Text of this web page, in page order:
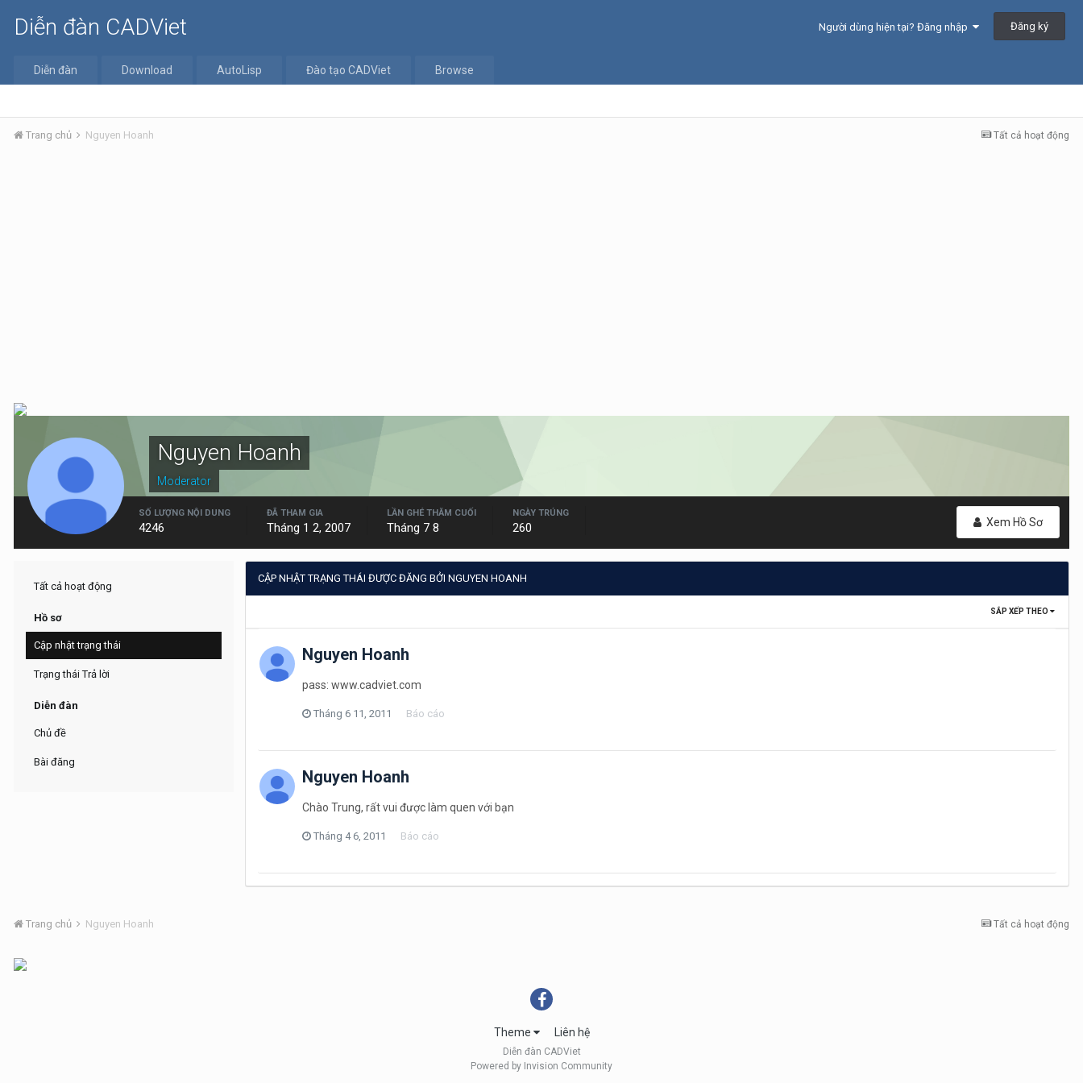
Diễn đàn CADViet Người dùng hiện tại? Đăng nhập Đăng ký
Diễn đàn Download AutoLisp Đào tạo CADViet Browse
Tất cả hoạt động
Trang chủ Nguyen Hoanh
Nguyen Hoanh
Moderator
Xem Hồ Sơ
SỐ LƯỢNG NỘI DUNG
4246
ĐÃ THAM GIA
Tháng 1 2, 2007
LẦN GHÉ THĂM CUỐI
Tháng 7 8
NGÀY TRÚNG
260
Tất cả hoạt động
Hồ sơ
Cập nhật trạng thái
Trạng thái Trả lời
Diễn đàn
Chủ đề
Bài đăng
CẬP NHẬT TRẠNG THÁI ĐƯỢC ĐĂNG BỞI NGUYEN HOANH
SẮP XẾP THEO
Nguyen Hoanh
pass: www.cadviet.com
Tháng 6 11, 2011 Báo cáo
Nguyen Hoanh
Chào Trung, rất vui được làm quen với bạn
Tháng 4 6, 2011 Báo cáo
Tất cả hoạt động
Trang chủ Nguyen Hoanh
Theme Liên hệ
Diễn đàn CADViet
Powered by Invision Community